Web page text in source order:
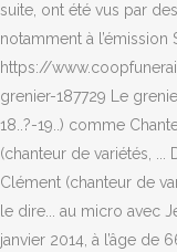
suite, ont été vus par
notamment à l’émission
https://
grenier-187729 Le
18..?-19..) comme
(chanteur de variétés,
Clément (chanteur de
le dire... au micro avec
janvier 2014, à l’âge de